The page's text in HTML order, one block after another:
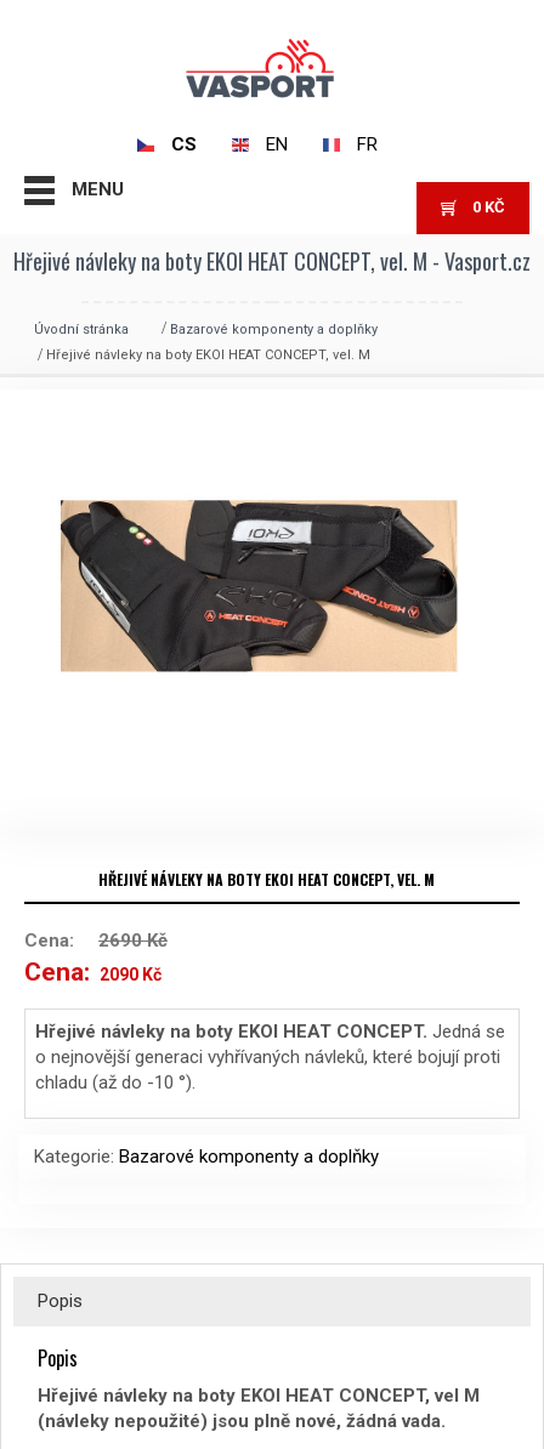
CS EN FR
MENU
0 KČ
Hřejivé návleky na boty EKOI HEAT CONCEPT, vel. M - Vasport.cz
Úvodní stránka
Bazarové komponenty a doplňky
Hřejivé návleky na boty EKOI HEAT CONCEPT, vel. M
HŘEJIVÉ NÁVLEKY NA BOTY EKOI HEAT CONCEPT, VEL. M
Cena: 2690Kč
Cena: Původní
cena
byla:
2090 Kč
cena
je:
2090 Kč.
Hřejivé návleky na boty EKOI HEAT CONCEPT. Jedná se
o nejnovější generaci vyhřívaných návleků, které bojují proti
chladu (až do -10 °).
Kategorie: Bazarové komponenty a doplňky
Popis
Popis
Hřejivé návleky na boty EKOI HEAT CONCEPT, vel M
(návleky nepoužité) jsou plně nové, žádná vada.